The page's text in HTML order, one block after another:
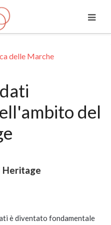
delle Marche
del
Heritage
è diventato fondamentale